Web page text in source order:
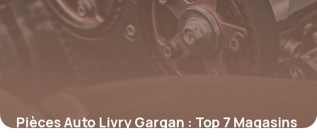
Pièces Auto Livry Gargan : Top 7 Magasins